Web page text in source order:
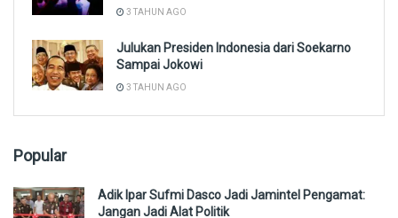
3 TAHUN AGO
Julukan Presiden Indonesia dari Soekarno
Sampai Jokowi
3 TAHUN AGO
Popular
Adik Ipar Sufmi Dasco Jadi Jamintel Pengamat:
Jangan Jadi Alat Politik